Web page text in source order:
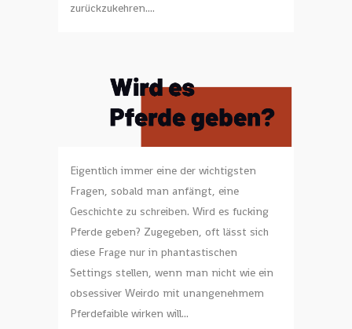
zurückzukehren....
Eigentlich immer eine der wichtigsten
Fragen, sobald man anfängt, eine
Geschichte zu schreiben. Wird es fucking
Pferde geben? Zugegeben, oft lässt sich
diese Frage nur in phantastischen
Settings stellen, wenn man nicht wie ein
obsessiver Weirdo mit unangenehmem
Pferdefaible wirken will...